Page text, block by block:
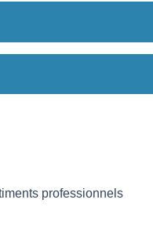
professionnels